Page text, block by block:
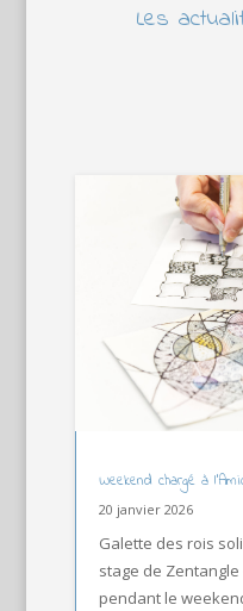
Les
Weekend chargé à
20 janvier 2026
Galette des rois
stage de
pendant le